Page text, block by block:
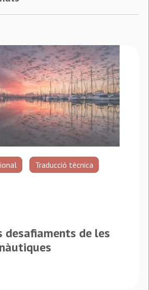
Traducció tècnica
desafiaments de les